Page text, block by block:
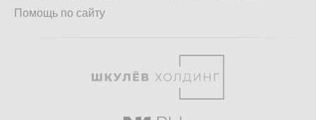
Помощь по сайту